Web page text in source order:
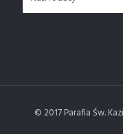
© 2017 Parafia Św.